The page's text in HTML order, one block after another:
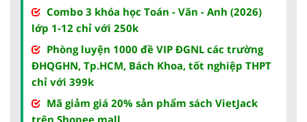
Combo 3 khóa học Toán - Văn - Anh (2026)
lớp 1-12 chỉ với 250k
Phòng luyện 1000 đề VIP ĐGNL các trường
ĐHQGHN, Tp.HCM, Bách Khoa, tốt nghiệp THPT
chỉ với 399k
Mã giảm giá 20% sản phẩm sách VietJack
trên Shopee mall